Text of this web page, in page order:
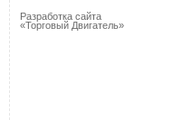
Разработка сайта
«Торговый Двигатель»